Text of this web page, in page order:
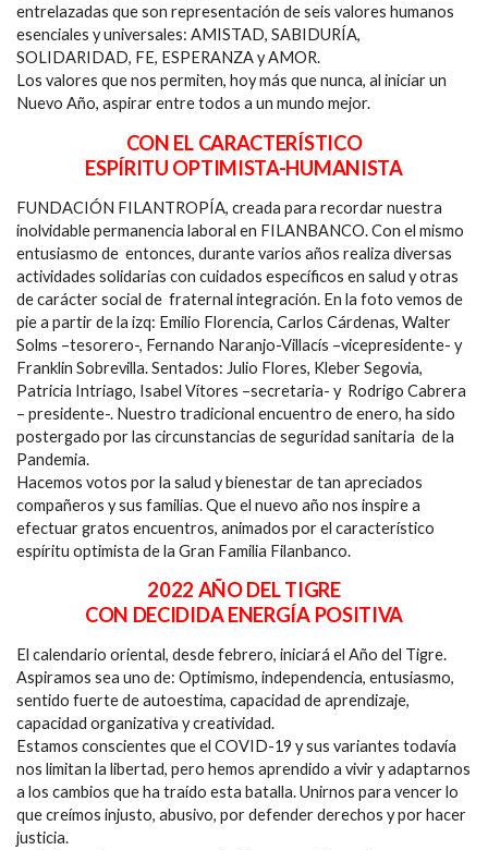
entrelazadas que son representación de seis valores humanos
esenciales y universales: AMISTAD, SABIDURÍA,
SOLIDARIDAD, FE, ESPERANZA y AMOR.
Los valores que nos permiten, hoy más que nunca, al iniciar un
Nuevo Año, aspirar entre todos a un mundo mejor.
CON EL CARACTERÍSTICO
ESPÍRITU OPTIMISTA-HUMANISTA
FUNDACIÓN FILANTROPÍA, creada para recordar nuestra
inolvidable permanencia laboral en FILANBANCO. Con el mismo
entusiasmo de entonces, durante varios años realiza diversas
actividades solidarias con cuidados específicos en salud y otras
de carácter social de fraternal integración. En la foto vemos de
pie a partir de la izq: Emilio Florencia, Carlos Cárdenas, Walter
Solms –tesorero-, Fernando Naranjo-Villacís –vicepresidente- y
Franklin Sobrevilla. Sentados: Julio Flores, Kleber Segovia,
Patricia Intriago, Isabel Vítores –secretaria- y Rodrigo Cabrera
– presidente-. Nuestro tradicional encuentro de enero, ha sido
postergado por las circunstancias de seguridad sanitaria de la
Pandemia.
Hacemos votos por la salud y bienestar de tan apreciados
compañeros y sus familias. Que el nuevo año nos inspire a
efectuar gratos encuentros, animados por el característico
espíritu optimista de la Gran Familia Filanbanco.
2022 AÑO DEL TIGRE
CON DECIDIDA ENERGÍA POSITIVA
El calendario oriental, desde febrero, iniciará el Año del Tigre.
Aspiramos sea uno de: Optimismo, independencia, entusiasmo,
sentido fuerte de autoestima, capacidad de aprendizaje,
capacidad organizativa y creatividad.
Estamos conscientes que el COVID-19 y sus variantes todavía
nos limitan la libertad, pero hemos aprendido a vivir y adaptarnos
a los cambios que ha traído esta batalla. Unirnos para vencer lo
que creímos injusto, abusivo, por defender derechos y por hacer
justicia.